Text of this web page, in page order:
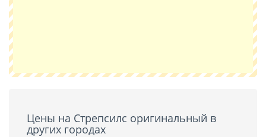
Цены на Стрепсилс оригинальный в
других городах